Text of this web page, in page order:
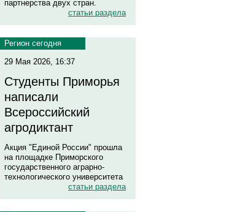
партнерства двух стран.
статьи раздела
Регион сегодня
29 Мая 2026, 16:37
Студенты Приморья
написали
Всероссийский
агродиктант
Акция "Единой России" прошла
на площадке Приморского
государственного аграрно-
технологического университета
статьи раздела